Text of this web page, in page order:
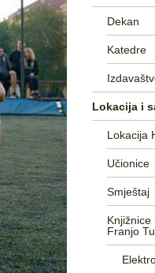
Dekan
Katedre
Lokacija i
Lokacija
Učionice
Smještaj
Knjižnice
Franjo